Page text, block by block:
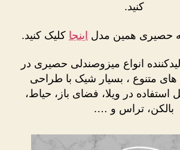
کنید.
حصیری همین مدل اینجا کلیک کنید.
انواع میزوصندلی حصیری در
متنوع ، بسیار شیک با طراحی
در ویلا، فضای باز، حیاط،
بالکن، تراس و ….